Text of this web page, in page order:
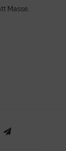
Masse.